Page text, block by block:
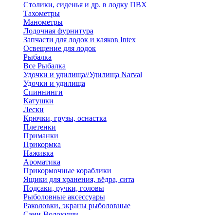
Столики, сиденья и др. в лодку ПВХ
Тахометры
Манометры
Лодочная фурнитура
Запчасти для лодок и каяков Intex
Освещение для лодок
Рыбалка
Все Рыбалка
Удочки и удилища//Удилища Narval
Удочки и удилища
Спиннинги
Катушки
Лески
Крючки, грузы, оснастка
Плетенки
Приманки
Прикормка
Наживка
Ароматика
Прикормочные кораблики
Ящики для хранения, вёдра, сита
Подсаки, ручки, головы
Рыболовные аксессуары
Раколовки, экраны рыболовные